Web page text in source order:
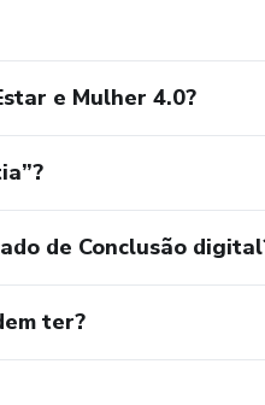
e Mulher 4.0?
de Conclusão
ter?